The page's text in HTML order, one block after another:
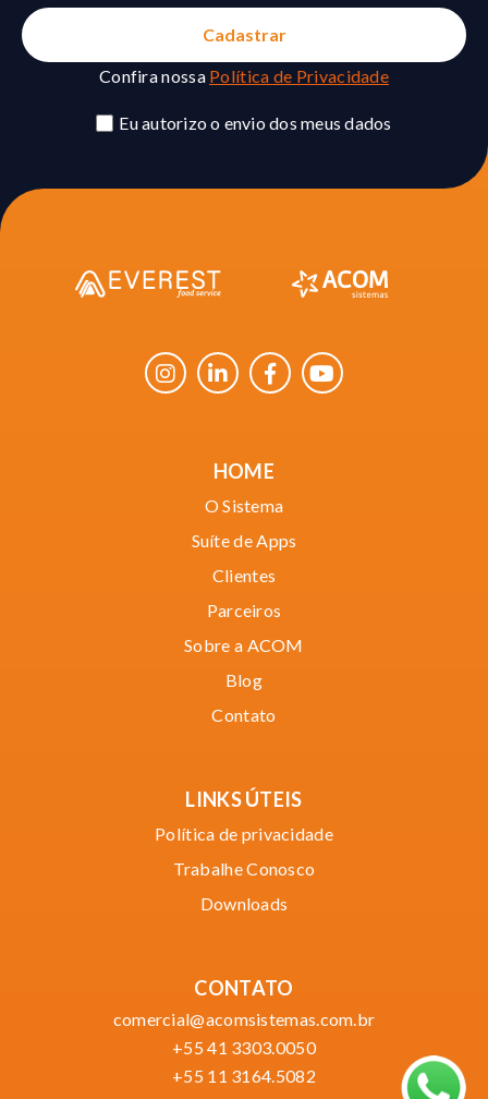
Confira nossa Política de Privacidade
Eu autorizo o envio dos meus dados
HOME
O Sistema
Suíte de Apps
Clientes
Parceiros
Sobre a ACOM
Blog
Contato
LINKS ÚTEIS
Política de privacidade
Trabalhe Conosco
Downloads
CONTATO
comercial@acomsistemas.com.br
+55 41 3303.0050
+55 11 3164.5082